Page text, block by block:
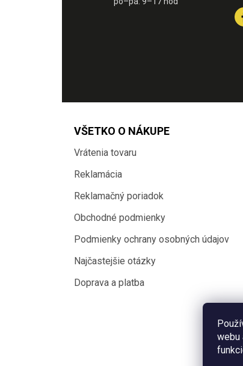
webu
VŠETKO O NÁKUPE
Vrátenia tovaru
Reklamácia
Reklamačný poriadok
Obchodné podmienky
Podmienky ochrany osobných údajov
Najčastejšie otázky
Doprava a platba